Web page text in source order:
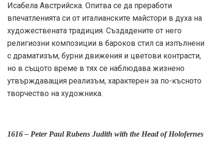
Исабела Австрийска. Опитва се да преработи
впечатленията си от италианските майстори в духа на
художествената традиция. Създадените от него
религиозни композиции в бароков стил са изпълнени
с драматизъм, бурни движения и цветови контрасти,
но в същото време в тях се наблюдава жизнено
утвърждаващия реализъм, характерен за по-късното
творчество на художника.
1616 – Peter Paul Rubens Judith with the Head of Holofernes